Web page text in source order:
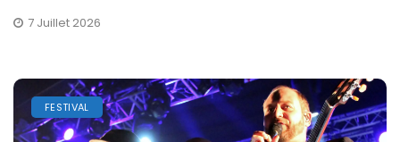
7 Juillet 2026
FESTIVAL